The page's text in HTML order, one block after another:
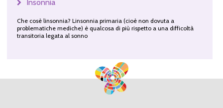
Insonnia
Che cosè linsonnia? Linsonnia primaria (cioè non dovuta a
problematiche mediche) è qualcosa di più rispetto a una difficoltà
transitoria legata al sonno